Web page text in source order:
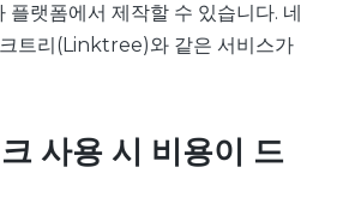
플랫폼에서 제작할 수 있습니다. 네
트리(Linktree)와 같은 서비스가
사용 시 비용이 드